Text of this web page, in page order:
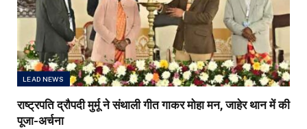
LEAD NEWS
राष्ट्रपति द्रौपदी मुर्मू ने संथाली गीत गाकर मोहा मन, जाहेर थान में की
पूजा-अर्चना